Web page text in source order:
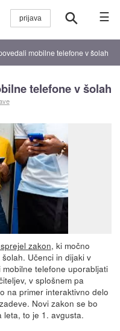
☰
mobilne telefone v šolah
telefone v šolah
zakon, ki močno
Učenci in dijaki v
telefone uporabljati
v splošnem pa
na primer interaktivno delo
Novi zakon se bo
leta, to je 1. avgusta.